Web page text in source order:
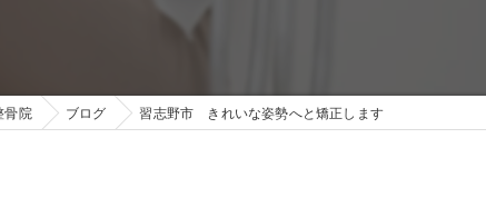
骨院 ブログ 習志野市 きれいな姿勢へと矯正します